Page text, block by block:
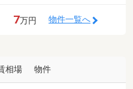
7万円 物件一覧へ
相場 物件